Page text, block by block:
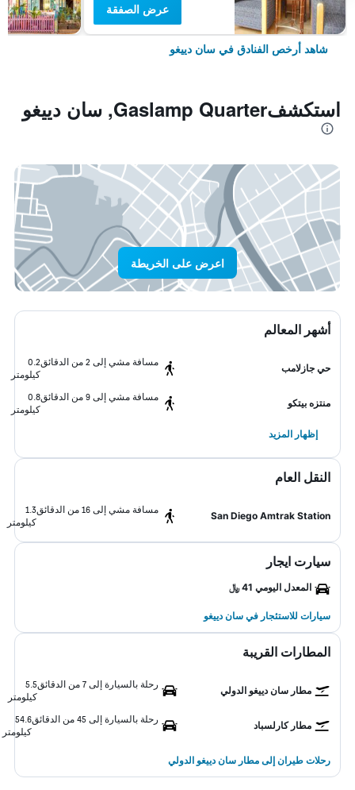
عرض الصفقة
شاهد أرخص الفنادق في سان دييغو
استكشفGaslamp Quarter, سان دييغو
اعرض على الخريطة
أشهر المعالم
حي جازلامب
مسافة مشي إلى 2 من الدقائق
0.2
كيلومتر
منتزه بيتكو
مسافة مشي إلى 9 من الدقائق
0.8
كيلومتر
إظهار المزيد
النقل العام
San Diego Amtrak Station
مسافة مشي إلى 16 من الدقائق
1.3
كيلومتر
سيارت ايجار
المعدل اليومي 41 ﷼
سيارات للاستئجار في سان دييغو
المطارات القريبة
مطار سان دييغو الدولي
رحلة بالسيارة إلى 7 من الدقائق
5.5
كيلومتر
مطار كارلسباد
رحلة بالسيارة إلى 45 من الدقائق
54.6
كيلومتر
رحلات طيران إلى مطار سان دييغو الدولي